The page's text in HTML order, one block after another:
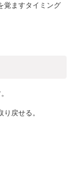
覚ますタイミング
戻せる。